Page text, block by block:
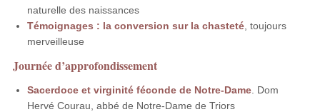
naturelle des naissances
Témoignages : la conversion sur la chasteté, toujours
merveilleuse
Journée d’approfondissement
Sacerdoce et virginité féconde de Notre-Dame. Dom
Hervé Courau, abbé de Notre-Dame de Triors